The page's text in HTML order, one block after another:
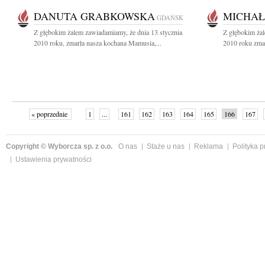
DANUTA GRABKOWSKA GDAŃSK
Z głębokim żalem zawiadamiamy, że dnia 13 stycznia
2010 roku, zmarła nasza kochana Mamusia,...
Z głębokim
2010 roku
« poprzednie 1 ... 161 162 163 164 165 166
167
Copyright © Wyborcza sp. z o.o. O nas Staże u nas Reklama
Polityka
Ustawienia prywatności